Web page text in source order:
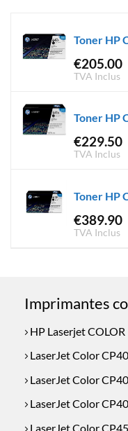
Toner HP
€205.00
TVA Inclus
Toner HP
€229.50
TVA Inclus
Toner HP
€389.90
TVA Inclus
Imprimantes
HP Laserjet COLOR
LaserJet Color
LaserJet Color
LaserJet Color
LaserJet Color